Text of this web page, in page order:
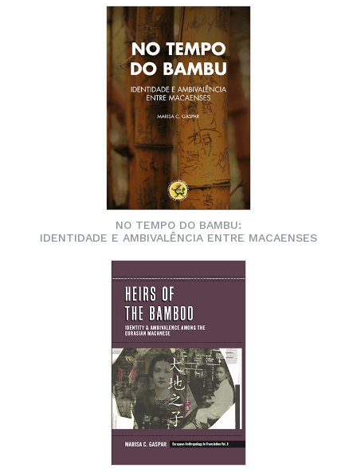
NO TEMPO DO BAMBU:
IDENTIDADE E AMBIVALÊNCIA ENTRE MACAENSES